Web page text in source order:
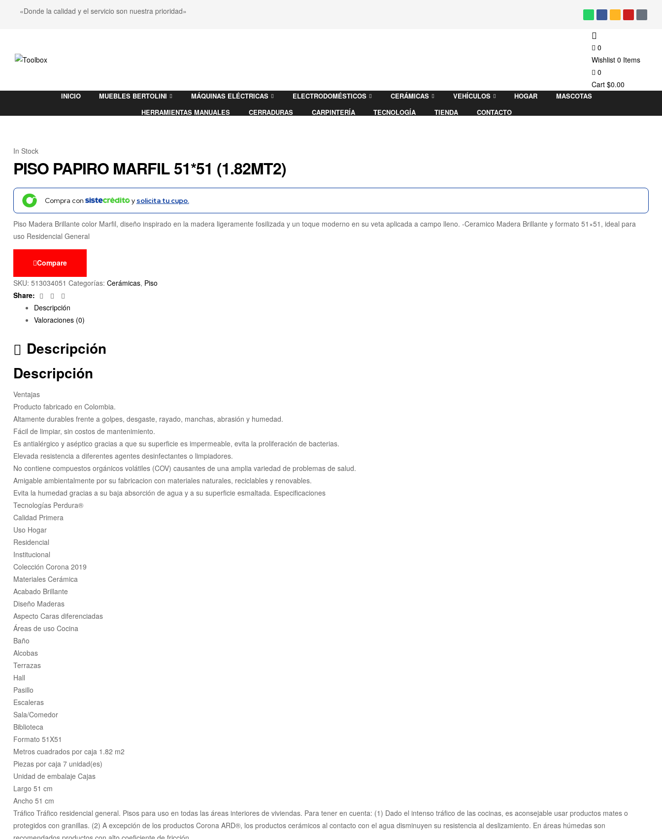
«Donde la calidad y el servicio son nuestra prioridad»
0
Wishlist 0 Items
0
Cart $0.00
INICIO MUEBLES BERTOLINI MÁQUINAS ELÉCTRICAS ELECTRODOMÉSTICOS CERÁMICAS VEHÍCULOS HOGAR
MASCOTAS
HERRAMIENTAS MANUALES
CERRADURAS CARPINTERÍA TECNOLOGÍA TIENDA CONTACTO
In Stock
PISO PAPIRO MARFIL 51*51 (1.82MT2)
Compra con y solicita tu cupo.
Piso Madera Brillante color Marfil, diseño inspirado en la madera ligeramente fosilizada y un toque moderno en su veta aplicada a campo lleno. -Ceramico Madera Brillante y formato 51×51, ideal para
uso Residencial General
Compare
SKU: 513034051 Categorías: Cerámicas, Piso
Share:
Facebook
Twitter
Descripción
Valoraciones (0)
Descripción
Descripción
Ventajas
Producto fabricado en Colombia.
Altamente durables frente a golpes, desgaste, rayado, manchas, abrasión y humedad.
Fácil de limpiar, sin costos de mantenimiento.
Es antialérgico y aséptico gracias a que su superficie es impermeable, evita la proliferación de bacterias.
Elevada resistencia a diferentes agentes desinfectantes o limpiadores.
No contiene compuestos orgánicos volátiles (COV) causantes de una amplia variedad de problemas de salud.
Amigable ambientalmente por su fabricacion con materiales naturales, reciclables y renovables.
Evita la humedad gracias a su baja absorción de agua y a su superficie esmaltada. Especificaciones
Tecnologías Perdura®
Calidad Primera
Uso Hogar
Residencial
Institucional
Colección Corona 2019
Materiales Cerámica
Acabado Brillante
Diseño Maderas
Aspecto Caras diferenciadas
Áreas de uso Cocina
Baño
Alcobas
Terrazas
Hall
Pasillo
Escaleras
Sala/Comedor
Biblioteca
Formato 51X51
Metros cuadrados por caja 1.82 m2
Piezas por caja 7 unidad(es)
Unidad de embalaje Cajas
Largo 51 cm
Ancho 51 cm
Tráfico Tráfico residencial general. Pisos para uso en todas las áreas interiores de viviendas. Para tener en cuenta: (1) Dado el intenso tráfico de las cocinas, es aconsejable usar productos mates o
protegidos con granillas. (2) A excepción de los productos Corona ARD®, los productos cerámicos al contacto con el agua disminuyen su resistencia al deslizamiento. En áreas húmedas son